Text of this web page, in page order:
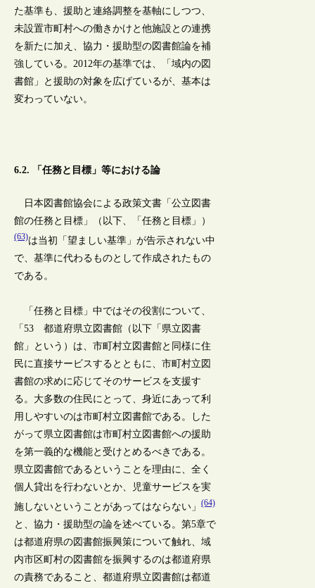
た基準も、援助と連絡調整を基軸にしつつ、
未設置市町村への働きかけと他施設との連携
を新たに加え、協力・援助型の図書館論を補
強している。2012年の基準では、「域内の図
書館」と援助の対象を広げているが、基本は
変わっていない。
6.2. 「任務と目標」等における論
日本図書館協会による政策文書「公立図書
館の任務と目標」（以下、「任務と目標」）
(63)は当初「望ましい基準」が告示されない中
で、基準に代わるものとして作成されたもの
である。
「任務と目標」中ではその役割について、
「53 都道府県立図書館（以下「県立図書
館」という）は、市町村立図書館と同様に住
民に直接サービスするとともに、市町村立図
書館の求めに応じてそのサービスを支援す
る。大多数の住民にとって、身近にあって利
用しやすいのは市町村立図書館である。した
がって県立図書館は市町村立図書館への援助
を第一義的な機能と受けとめるべきである。
県立図書館であるということを理由に、全く
個人貸出を行わないとか、児童サービスを実
施しないということがあってはならない」(64)
と、協力・援助型の論を述べている。第5章で
は都道府県の図書館振興策について触れ、域
内市区町村の図書館を振興するのは都道府県
の責務であること、都道府県立図書館は都道